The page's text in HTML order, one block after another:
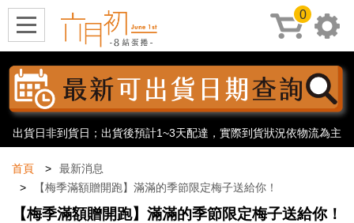
出貨日非到貨日；出貨後預計1~3天配達，實際到貨狀況依物流為主
首頁
最新消息
【梅季滿額贈開跑】滿滿的季節限定梅子送給你！
【梅季滿額贈開跑】滿滿的季節限定梅子送給你！
0